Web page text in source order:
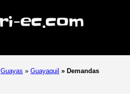
Guayas » Guayaquil » Demandas